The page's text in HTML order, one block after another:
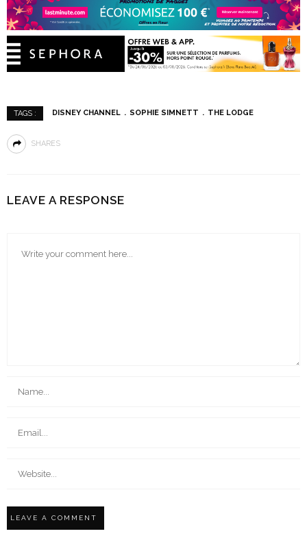
TAGS : DISNEY CHANNEL SOPHIE SIMNETT THE LODGE
SHARES
LEAVE A RESPONSE